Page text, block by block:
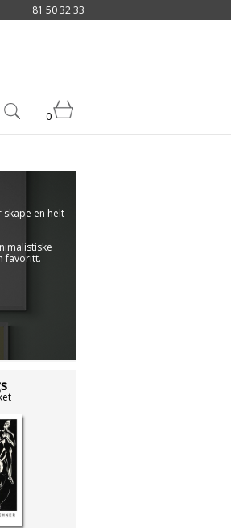
81 50 32 33
0
en helt
favoritt.